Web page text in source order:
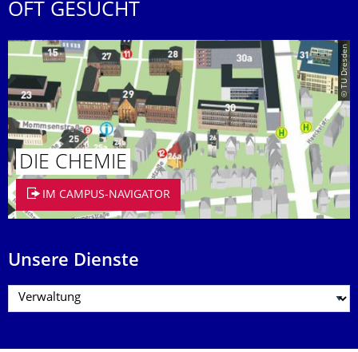
OFT GESUCHT
© TU Dresden
DIE CHEMIE
IM CAMPUS-NAVIGATOR
Unsere Dienste